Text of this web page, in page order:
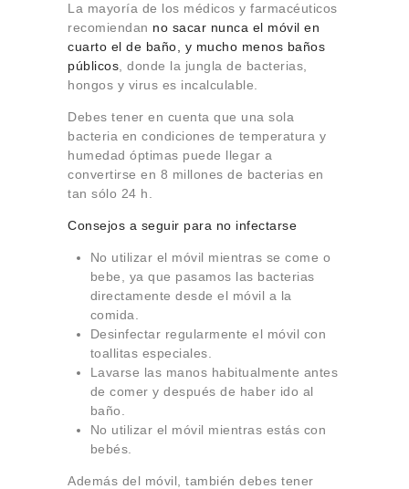
La mayoría de los médicos y farmacéuticos
recomiendan no sacar nunca el móvil en
cuarto el de baño , y mucho menos baños
públicos , donde la jungla de bacterias,
hongos y virus es incalculable.
Debes tener en cuenta que una sola
bacteria en condiciones de temperatura y
humedad óptimas puede llegar a
convertirse en 8 millones de bacterias en
tan sólo 24 h.
Consejos a seguir para no infectarse
No utilizar el móvil mientras se come o
bebe, ya que pasamos las bacterias
directamente desde el móvil a la
comida.
Desinfectar regularmente el móvil con
toallitas especiales.
Lavarse las manos habitualmente antes
de comer y después de haber ido al
baño.
No utilizar el móvil mientras estás con
bebés.
Además del móvil, también debes tener